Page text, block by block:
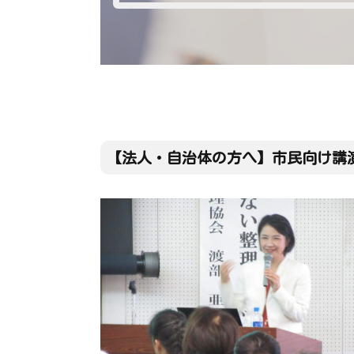
【法人・自治体の方へ】市民向け講